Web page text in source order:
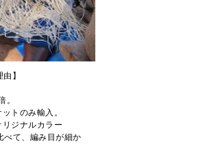
】
。
トのみ輸入。
ジナルカラー
べて、編み目が細か